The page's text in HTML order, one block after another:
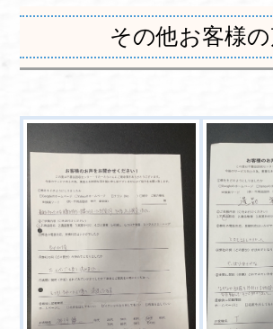
その他お客様